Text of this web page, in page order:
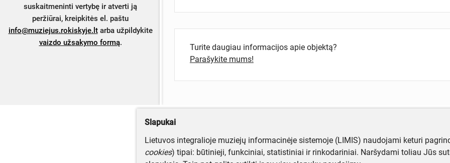
suskaitmeninti vertybę ir atverti ją
peržiūrai, kreipkitės el. paštu
info@muziejus.rokiskyje.ltarba užpildykite
vaizdo užsakymo formą.
Turite daugiau informacijos apie objektą?
Parašykite mums!
Slapukai
Lietuvos integralioje muziejų informacinėje sistemoje (LIMIS) naudojami keturi
cookies) tipai: būtinieji, funkciniai, statistiniai ir rinkodariniai. Naršydami toliau Jūs